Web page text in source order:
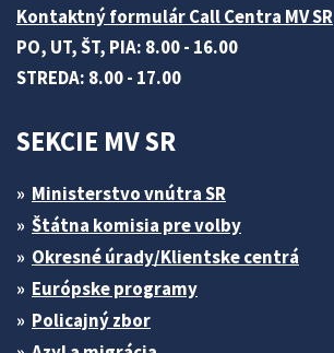
Kontaktný formulár Call Centra MV SR
PO, UT, ŠT, PIA: 8.00 - 16.00
STREDA: 8.00 - 17.00
SEKCIE MV SR
Ministerstvo vnútra SR
Štátna komisia pre volby
Okresné úrady/Klientske centrá
Európske programy
Policajný zbor